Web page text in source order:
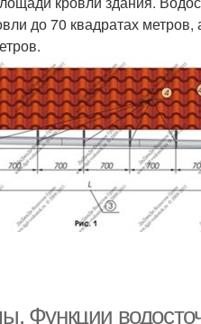
до 70 квадратах
Функции